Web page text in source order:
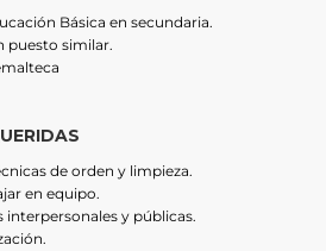
Básica en secundaria.
puesto similar.
de orden y limpieza.
en equipo.
interpersonales y públicas.